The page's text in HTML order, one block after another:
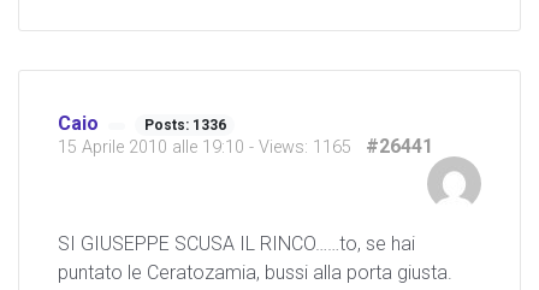
Caio Posts: 1336
15 Aprile 2010 alle 19:10 - Views: 1165 #26441
SI GIUSEPPE SCUSA IL RINCO……to, se hai
puntato le Ceratozamia, bussi alla porta giusta.